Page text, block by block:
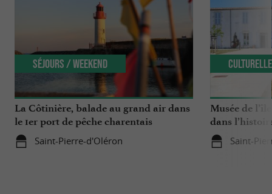
La Côtinière, balade au grand air dans
le 1er port de pêche charentais
Saint-Pierre-d'Oléron
Séjours / Weekend
Musée de
dans
Saint-
Culturelle